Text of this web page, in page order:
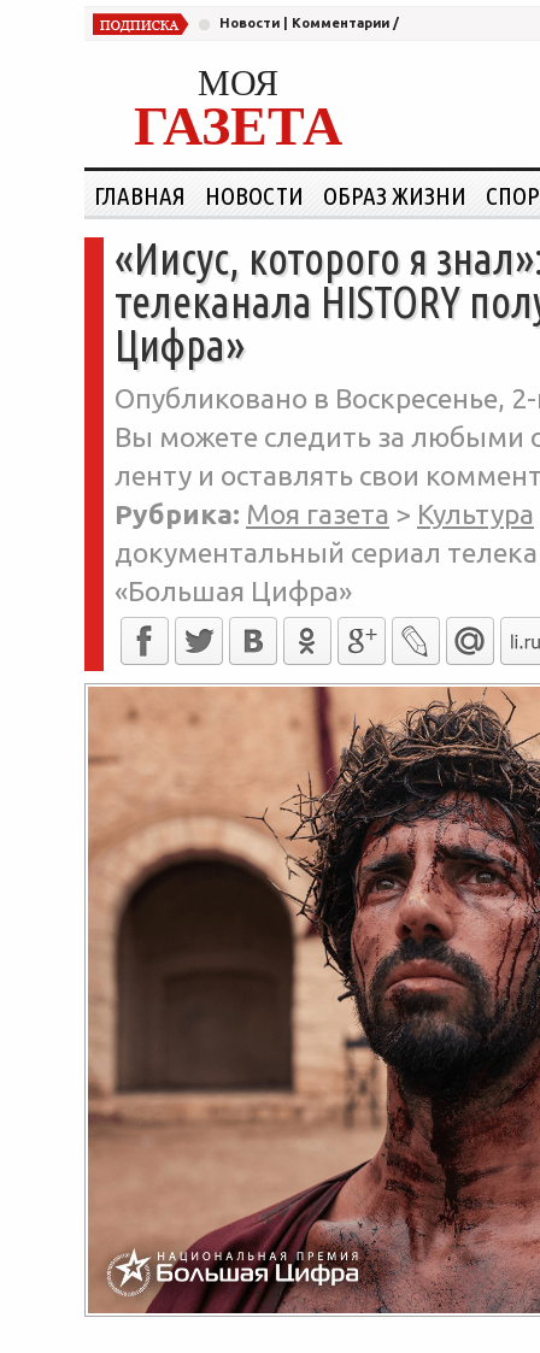
Новости Комментарии /
МОЯ
ГАЗЕТА
ГЛАВНАЯ НОВОСТИ ОБРАЗ ЖИЗНИ
«Иисус, которого я
телеканала HISTORY
Цифра»
Опубликовано в Воскресенье,
Вы можете следить за любыми
ленту и оставлять свои
Рубрика: Моя газета > Культура
документальный сериал
«Большая Цифра»